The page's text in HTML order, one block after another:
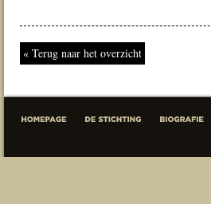
« Terug naar het overzicht